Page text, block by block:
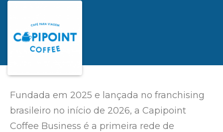
Fundada em 2025 e lançada no franchising
brasileiro no início de 2026, a Capipoint
Coffee Business é a primeira rede de